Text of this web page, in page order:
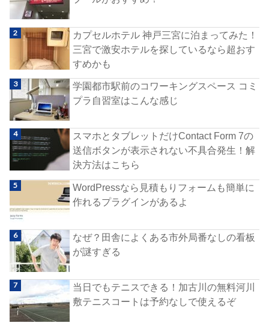
カプセルホテル 神戸三宮に泊まってみた！
三宮で激安ホテルを探しているなら超おす
すめかも
学園都市駅前のコワーキングスペース コミ
プラ自習室はこんな感じ
スマホとタブレットだけContact Form 7の
送信ボタンが表示されない不具合発生！解
決方法はこちら
WordPressなら見積もりフォームも簡単に
作れるプラグインがあるよ
なぜ？田舎によくある市外局番なしの看板
が謎すぎる
当日でもテニスできる！加古川の無料河川
敷テニスコートは予約なしで使えるぞ